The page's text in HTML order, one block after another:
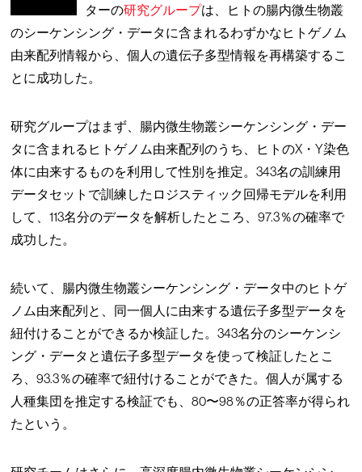
ターの研究グループは、ヒトの腸内微生物叢
のシーケンシング・データに含まれるわずかなヒトゲノム
由来配列情報から、個人の遺伝子多型情報を再構築するこ
とに成功した。
研究グループはまず、腸内微生物叢シーケンシング・デー
タに含まれるヒトゲノム由来配列のうち、ヒトのX・Y染色
体に由来するものを利用して性別を推定。343名の訓練用
データセットで訓練したロジスティック回帰モデルを利用
して、113名分のデータを解析したところ、97.3％の確率で
成功した。
続いて、腸内微生物叢シーケンシング・データ中のヒトゲ
ノム由来配列と、同一個人に由来する遺伝子多型データを
紐付けることができるか検証した。343名分のシーケンシ
ング・データと遺伝子多型データを使って検証したとこ
ろ、93.3％の確率で紐付けることができた。個人が属する
人種集団を推定する検証でも、80〜98％の正答率が得られ
たという。